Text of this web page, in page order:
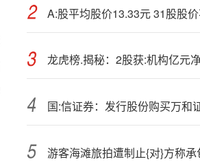
龙虎榜.揭秘：2股获:机构亿元